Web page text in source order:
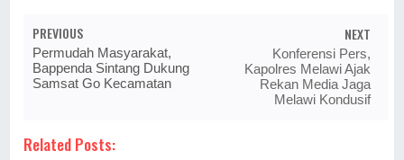
PREVIOUS
Permudah Masyarakat,
Bappenda Sintang Dukung
Samsat Go Kecamatan
NEXT
Konferensi Pers,
Kapolres Melawi Ajak
Rekan Media Jaga
Melawi Kondusif
Related Posts: